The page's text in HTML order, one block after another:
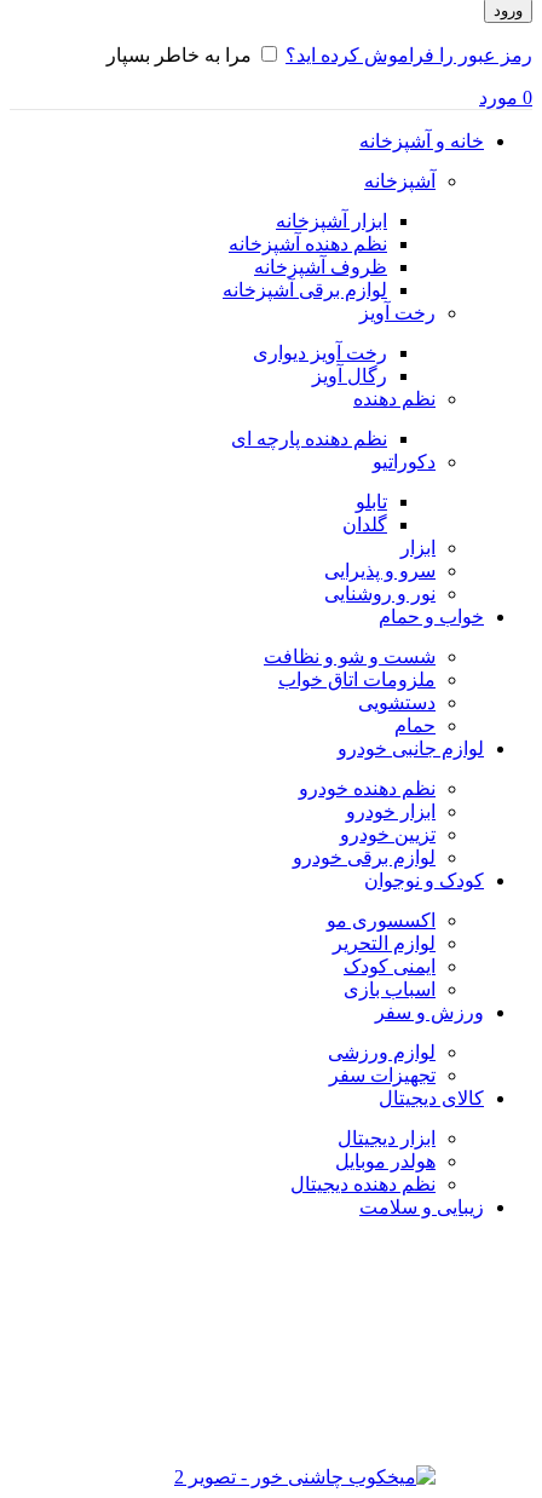
ورود
رمز عبور را فراموش کرده اید؟ مرا به خاطر بسپار
0 مورد
خانه و آشپزخانه
آشپزخانه
ابزار آشپزخانه
نظم دهنده آشپزخانه
ظروف آشپزخانه
لوازم برقی آشپزخانه
رخت آویز
رخت آویز دیواری
رگال آویز
نظم دهنده
نظم دهنده پارچه ای
دکوراتیو
تابلو
گلدان
ابزار
سرو و پذیرایی
نور و روشنایی
خواب و حمام
شست و شو و نظافت
ملزومات اتاق خواب
دستشویی
حمام
لوازم جانبی خودرو
نظم دهنده خودرو
ابزار خودرو
تزیین خودرو
لوازم برقی خودرو
کودک و نوجوان
اکسسوری مو
لوازم التحریر
ایمنی کودک
اسباب بازی
ورزش و سفر
لوازم ورزشی
تجهیزات سفر
کالای دیجیتال
ابزار دیجیتال
هولدر موبایل
نظم دهنده دیجیتال
زیبایی و سلامت